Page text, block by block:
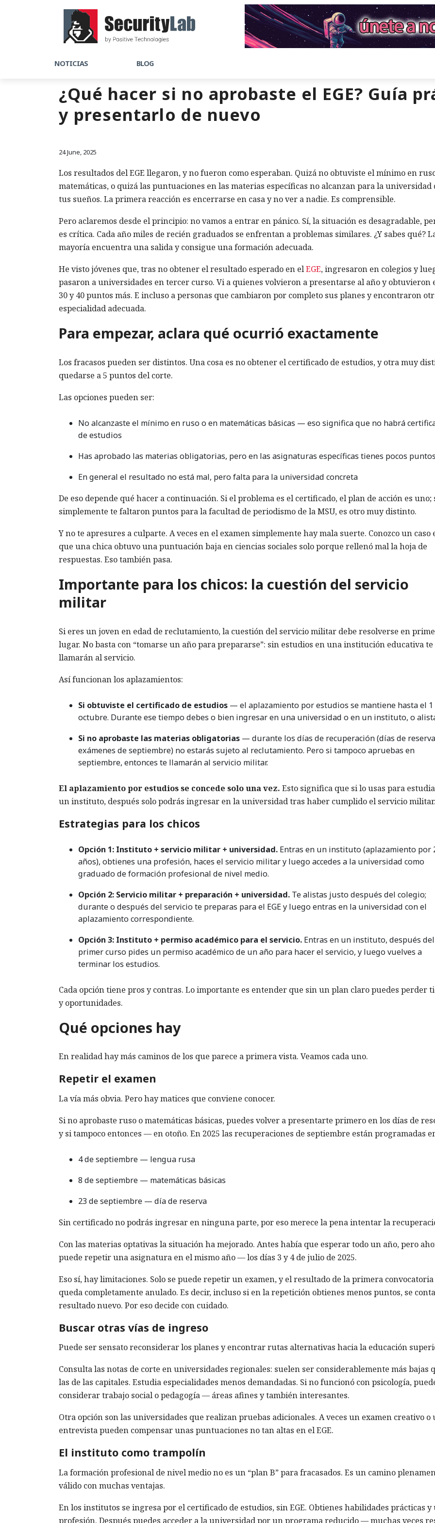
NOTICIAS BLOG
¿Qué hacer si no aprobaste el EGE? Guía
y presentarlo de nuevo
24 June, 2025
Los resultados del EGE llegaron, y no fueron como esperaban. Quizá no obtuviste el mínimo en
matemáticas, o quizá las puntuaciones en las materias específicas no alcanzan para la universidad
tus sueños. La primera reacción es encerrarse en casa y no ver a nadie. Es comprensible.
Pero aclaremos desde el principio: no vamos a entrar en pánico. Sí, la situación es desagradable,
es crítica. Cada año miles de recién graduados se enfrentan a problemas similares. ¿Y sabes qué?
mayoría encuentra una salida y consigue una formación adecuada.
He visto jóvenes que, tras no obtener el resultado esperado en elEGE, ingresaron en colegios y
pasaron a universidades en tercer curso. Vi a quienes volvieron a presentarse al año y obtuvieron
30 y 40 puntos más. E incluso a personas que cambiaron por completo sus planes y encontraron
especialidad adecuada.
Para empezar, aclara qué ocurrió exactamente
Los fracasos pueden ser distintos. Una cosa es no obtener el certificado de estudios, y otra muy
quedarse a 5 puntos del corte.
Las opciones pueden ser:
No alcanzaste el mínimo en ruso o en matemáticas básicas — eso significa que no habrá
de estudios
Has aprobado las materias obligatorias, pero en las asignaturas específicas tienes pocos puntos
En general el resultado no está mal, pero falta para la universidad concreta
De eso depende qué hacer a continuación. Si el problema es el certificado, el plan de acción es uno;
simplemente te faltaron puntos para la facultad de periodismo de la MSU, es otro muy distinto.
Y no te apresures a culparte. A veces en el examen simplemente hay mala suerte. Conozco un caso
que una chica obtuvo una puntuación baja en ciencias sociales solo porque rellenó mal la hoja de
respuestas. Eso también pasa.
Importante para los chicos: la cuestión del servicio
militar
Si eres un joven en edad de reclutamiento, la cuestión del servicio militar debe resolverse en
lugar. No basta con “tomarse un año para prepararse”: sin estudios en una institución educativa te
llamarán al servicio.
Así funcionan los aplazamientos:
Si obtuviste el certificado de estudios — el aplazamiento por estudios se mantiene hasta el 1
octubre. Durante ese tiempo debes o bien ingresar en una universidad o en un instituto, o
Si no aprobaste las materias obligatorias — durante los días de recuperación (días de
exámenes de septiembre) no estarás sujeto al reclutamiento. Pero si tampoco apruebas en
septiembre, entonces te llamarán al servicio militar.
El aplazamiento por estudios se concede solo una vez. Esto significa que si lo usas para
un instituto, después solo podrás ingresar en la universidad tras haber cumplido el servicio militar.
Estrategias para los chicos
Opción 1: Instituto + servicio militar + universidad. Entras en un instituto (aplazamiento por
años), obtienes una profesión, haces el servicio militar y luego accedes a la universidad como
graduado de formación profesional de nivel medio.
Opción 2: Servicio militar + preparación + universidad. Te alistas justo después del colegio;
durante o después del servicio te preparas para el EGE y luego entras en la universidad con el
aplazamiento correspondiente.
Opción 3: Instituto + permiso académico para el servicio. Entras en un instituto, después del
primer curso pides un permiso académico de un año para hacer el servicio, y luego vuelves a
terminar los estudios.
Cada opción tiene pros y contras. Lo importante es entender que sin un plan claro puedes perder
y oportunidades.
Qué opciones hay
En realidad hay más caminos de los que parece a primera vista. Veamos cada uno.
Repetir el examen
La vía más obvia. Pero hay matices que conviene conocer.
Si no aprobaste ruso o matemáticas básicas, puedes volver a presentarte primero en los días de
y si tampoco entonces — en otoño. En 2025 las recuperaciones de septiembre están programadas
4 de septiembre — lengua rusa
8 de septiembre — matemáticas básicas
23 de septiembre — día de reserva
Sin certificado no podrás ingresar en ninguna parte, por eso merece la pena intentar la
Con las materias optativas la situación ha mejorado. Antes había que esperar todo un año, pero
puede repetir una asignatura en el mismo año — los días 3 y 4 de julio de 2025.
Eso sí, hay limitaciones. Solo se puede repetir un examen, y el resultado de la primera convocatoria
queda completamente anulado. Es decir, incluso si en la repetición obtienes menos puntos, se
resultado nuevo. Por eso decide con cuidado.
Buscar otras vías de ingreso
Puede ser sensato reconsiderar los planes y encontrar rutas alternativas hacia la educación
Consulta las notas de corte en universidades regionales: suelen ser considerablemente más bajas
las de las capitales. Estudia especialidades menos demandadas. Si no funcionó con psicología,
considerar trabajo social o pedagogía — áreas afines y también interesantes.
Otra opción son las universidades que realizan pruebas adicionales. A veces un examen creativo o
entrevista pueden compensar unas puntuaciones no tan altas en el EGE.
El instituto como trampolín
La formación profesional de nivel medio no es un “plan B” para fracasados. Es un camino
válido con muchas ventajas.
En los institutos se ingresa por el certificado de estudios, sin EGE. Obtienes habilidades prácticas y
profesión. Después puedes acceder a la universidad por un programa reducido — muchas veces